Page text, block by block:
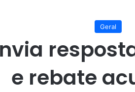
Geral
e rebate